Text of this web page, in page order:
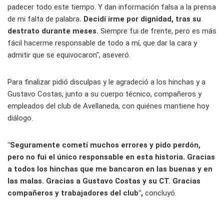
padecer todo este tiempo. Y dan información falsa a la prensa
de mi falta de palabra. Decidí irme por dignidad, tras su
destrato durante meses. Siempre fui de frente, pero es más
fácil hacerme responsable de todo a mí, que dar la cara y
admitir que se equivocaron", aseveró.
Para finalizar pidió disculpas y le agradeció a los hinchas y a
Gustavo Costas, junto a su cuerpo técnico, compañeros y
empleados del club de Avellaneda, con quiénes mantiene hoy
diálogo.
"Seguramente cometí muchos errores y pido perdón,
pero no fui el único responsable en esta historia. Gracias
a todos los hinchas que me bancaron en las buenas y en
las malas. Gracias a Gustavo Costas y su CT. Gracias
compañeros y trabajadores del club", concluyó.